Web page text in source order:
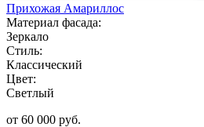
Прихожая Амариллос
Материал фасада:
Зеркало
Стиль:
Классический
Цвет:
Светлый
от 60 000 руб.